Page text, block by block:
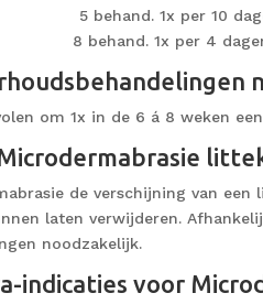
5 behand. 1x per 10
1x per 4
om 1x in de 6 á 8 weken
de verschijning van
laten verwijderen.
noodzakelijk.
indicaties voor